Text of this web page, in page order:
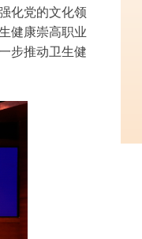
化党的文化领
健康崇高职业
步推动卫生健